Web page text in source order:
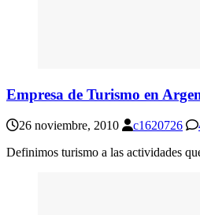
Empresa de Turismo en
26 noviembre, 2010 c1620726
Definimos turismo a las actividades